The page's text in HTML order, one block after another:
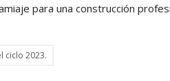
para una construcción
ciclo 2023.